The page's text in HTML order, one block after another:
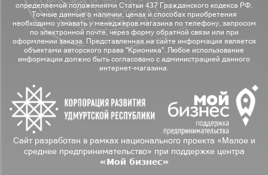
определяемой положениями Статьи 437 Гражданского кодекса РФ.
Точные данные о наличии, ценах и способах приобретения
необходимо узнавать у менеджеров магазина по телефону, запросом
по электронной почте, через форму обратной связи или при
оформлении заказа. Представленная на сайте информация является
объектами авторского права "Крионика". Любое использование
информации должно быть согласовано с администрацией данного
интернет-магазина.
Сайт разработан в рамках национального проекта «Малое и
среднее предпринимательство» при поддержке центра
«Мой бизнес»